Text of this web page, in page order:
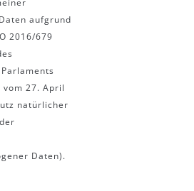
aufgrund
2016/679
vom 27. April
natürlicher
Daten).